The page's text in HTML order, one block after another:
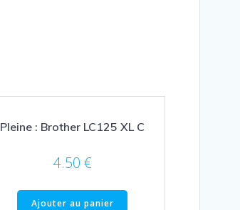
Pleine : Brother LC125 XL C
4.50 €
Ajouter au panier